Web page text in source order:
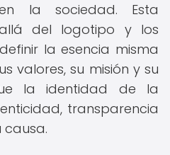
la sociedad. Esta
del logotipo y los
la esencia misma
valores, su misión y su
la identidad de la
transparencia
causa.